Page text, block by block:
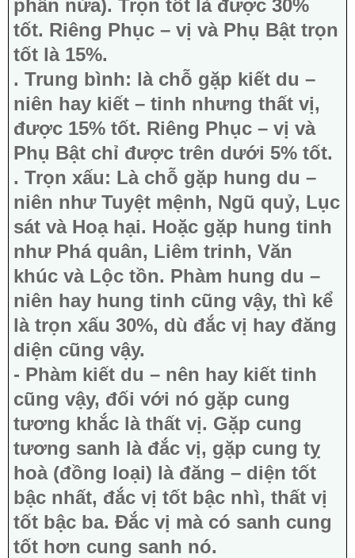
phân nửa). Trọn tốt là được 30%
tốt. Riêng Phục – vị và Phụ Bật trọn
tốt là 15%.
. Trung bình: là chỗ gặp kiết du –
niên hay kiết – tinh nhưng thất vị,
được 15% tốt. Riêng Phục – vị và
Phụ Bật chỉ được trên dưới 5% tốt.
. Trọn xấu: Là chỗ gặp hung du –
niên như Tuyệt mệnh, Ngũ quỷ, Lục
sát và Hoạ hại. Hoặc gặp hung tinh
như Phá quân, Liêm trinh, Văn
khúc và Lộc tồn. Phàm hung du –
niên hay hung tinh cũng vậy, thì kể
là trọn xấu 30%, dù đắc vị hay đăng
diện cũng vậy.
- Phàm kiết du – nên hay kiết tinh
cũng vậy, đối với nó gặp cung
tương khắc là thất vị. Gặp cung
tương sanh là đắc vị, gặp cung tỵ
hoà (đồng loại) là đăng – diện tốt
bậc nhất, đắc vị tốt bậc nhì, thất vị
tốt bậc ba. Đắc vị mà có sanh cung
tốt hơn cung sanh nó.